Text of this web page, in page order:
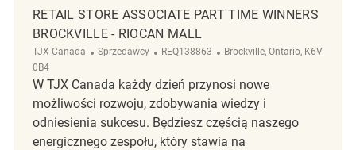
RETAIL STORE ASSOCIATE PART TIME WINNERS
BROCKVILLE - RIOCAN MALL
TJX Canada Kategoria
Sprzedawcy ReqId
REQ138863 Lokalizacja
Brockville, Ontario, K6V
0B4
W TJX Canada każdy dzień przynosi nowe
możliwości rozwoju, zdobywania wiedzy i
odniesienia sukcesu. Będziesz częścią naszego
energicznego zespołu, który stawia na